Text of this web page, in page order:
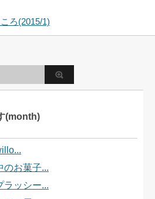
ろ(2015/1)
(month)
のお菓子...
ラッシー...